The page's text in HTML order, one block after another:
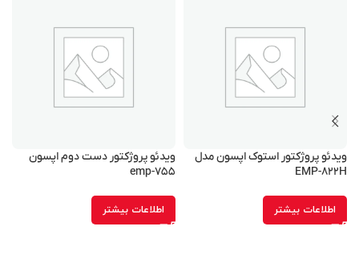
ویدئو پروژکتور استوک اپسون مدل
EMP-۸۲۲H
اطلاعات بیشتر
ویدئو پروژکتور دست دوم اپسون
emp-۷۵۵
اطلاعات بیشتر